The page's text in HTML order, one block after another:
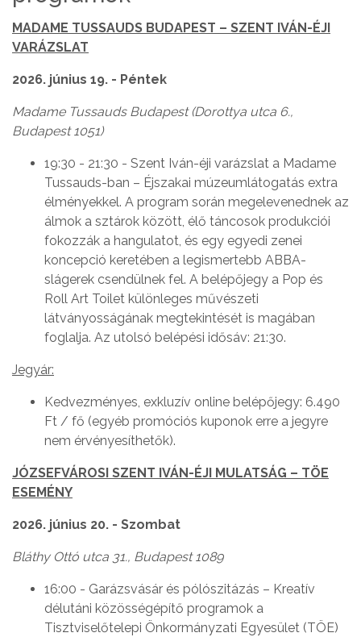
MADAME TUSSAUDS BUDAPEST – SZENT IVÁN-ÉJI
VARÁZSLAT
2026. június 19. - Péntek
Madame Tussauds Budapest (Dorottya utca 6.,
Budapest 1051)
19:30 - 21:30 - Szent Iván-éji varázslat a Madame
Tussauds-ban – Éjszakai múzeumlátogatás extra
élményekkel. A program során megelevenednek az
álmok a sztárok között, élő táncosok produkciói
fokozzák a hangulatot, és egy egyedi zenei
koncepció keretében a legismertebb ABBA-
slágerek csendülnek fel. A belépőjegy a Pop és
Roll Art Toilet különleges művészeti
látványosságának megtekintését is magában
foglalja. Az utolsó belépési idősáv: 21:30.
Jegyár:
Kedvezményes, exkluzív online belépőjegy: 6.490
Ft / fő (egyéb promóciós kuponok erre a jegyre
nem érvényesíthetők).
JÓZSEFVÁROSI SZENT IVÁN-ÉJI MULATSÁG – TÖE
ESEMÉNY
2026. június 20. - Szombat
Bláthy Ottó utca 31., Budapest 1089
16:00 - Garázsvásár és pólószitázás – Kreatív
délutáni közösségépítő programok a
Tisztviselőtelepi Önkormányzati Egyesület (TÖE)